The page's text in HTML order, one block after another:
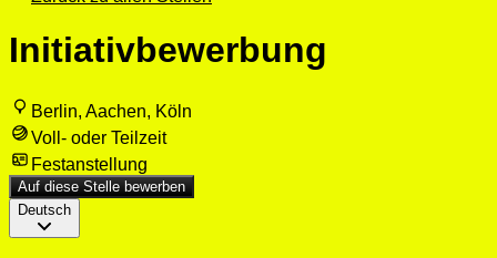
Initiativbewerbung
Berlin, Aachen, Köln
Voll- oder Teilzeit
Festanstellung
Auf diese Stelle bewerben
Deutsch